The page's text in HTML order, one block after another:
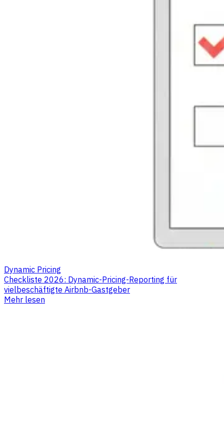
Dynamic Pricing
Checkliste 2026: Dynamic-Pricing-Reporting für
vielbeschäftigte Airbnb-Gastgeber
Mehr lesen